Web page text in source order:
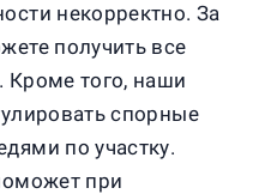
некорректно. За
получить все
Кроме того, наши
спорные
по участку.
при